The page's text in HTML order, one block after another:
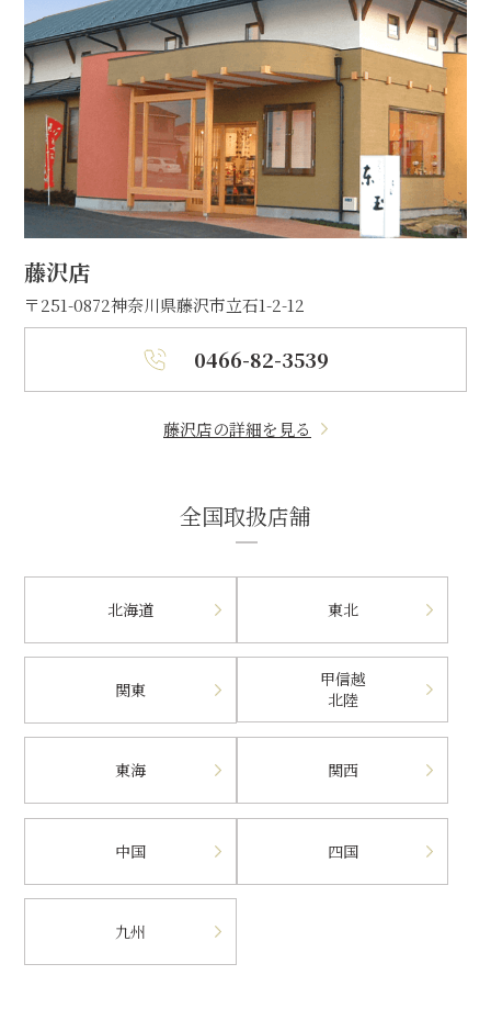
藤沢店
〒251-0872神奈川県藤沢市立石1-2-12
0466-82-3539
藤沢店の詳細を見る
全国取扱店舗
北海道 東北
関東
甲信越
北陸
東海 関西
中国 四国
九州